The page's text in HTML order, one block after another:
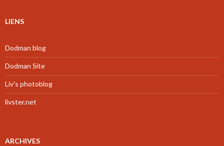
LIENS
Dodman blog
Dodman Site
Liv's photoblog
livster.net
ARCHIVES